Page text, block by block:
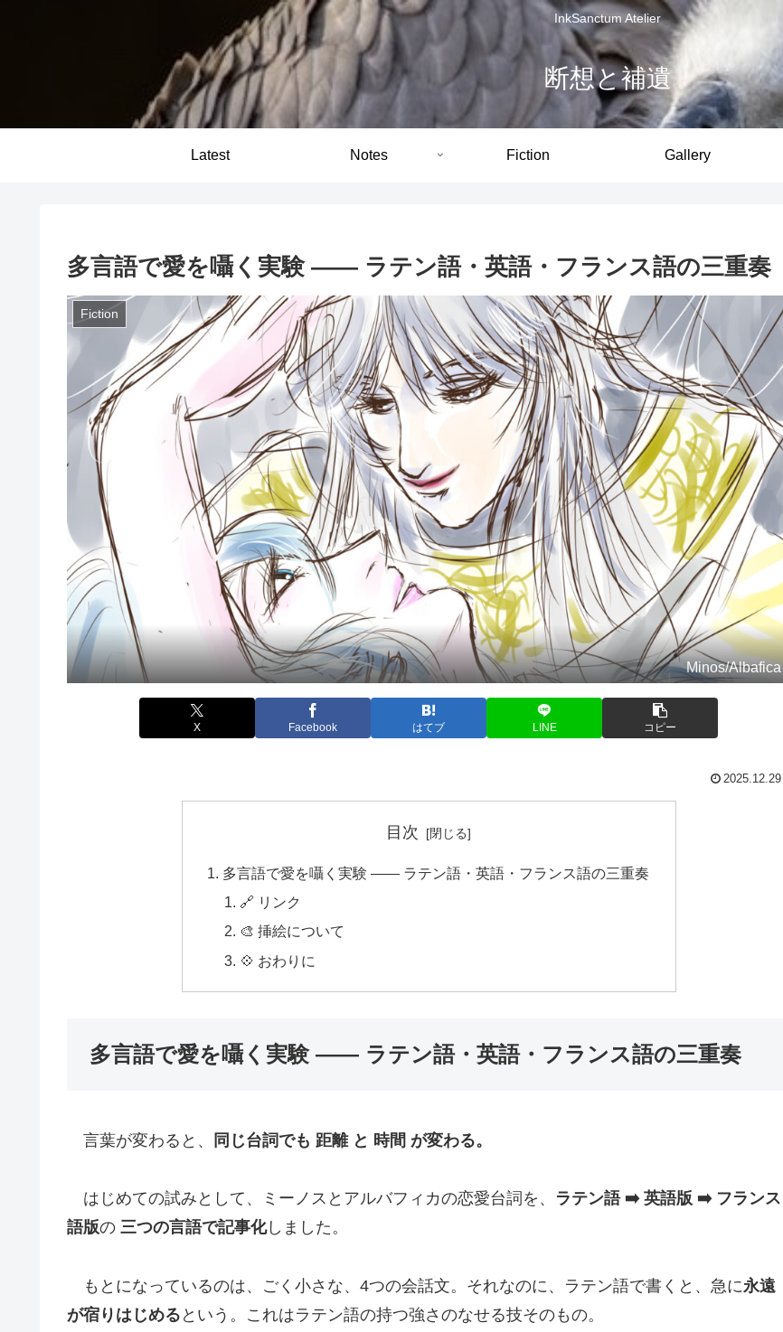
InkSanctum Atelier
断想と補遺
Latest Notes Fiction Gallery
多言語で愛を囁く実験 —— ラテン語・英語・フランス語の三重奏
Fiction
Minos/Albafica
X Facebook はてブ LINE コピー
2025.12.29
目次
多言語で愛を囁く実験 —— ラテン語・英語・フランス語の三重奏
🔗 リンク
🎨 挿絵について
💠 おわりに
多言語で愛を囁く実験 —— ラテン語・英語・フランス語の三重奏
言葉が変わると、 同じ台詞でも 距離 と 時間 が変わる。
はじめての試みとして、ミーノスとアルバフィカの恋愛台詞を、 ラテン語 ➡️ 英語版 ➡️ フランス
語版の 三つの言語で記事化しました。
もとになっているのは、ごく小さな、4つの会話文。それなのに、ラテン語で書くと、急に永遠
が宿りはじめる という。これはラテン語の持つ強さのなせる技そのもの。